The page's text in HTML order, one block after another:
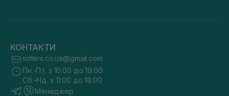
КОНТАКТИ
sisters.co.ua@gmail.com
Пн.-Пт. з 10:00 до 19:00
Сб.-Нд. з 11:00 до 18:00
Менеджер